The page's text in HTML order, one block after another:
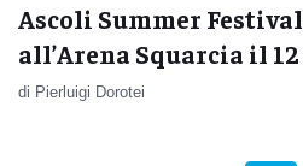
Ascoli Summer
all’Arena Squarcia il
di Pierluigi Dorotei